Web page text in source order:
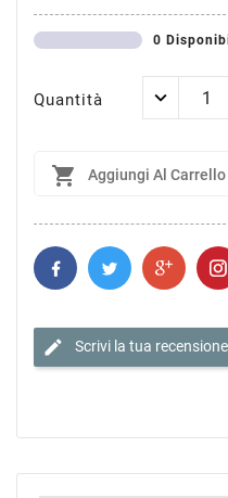
0
Quantità
 Aggiungi Al Carrello
edit Scrivi la tua recensione